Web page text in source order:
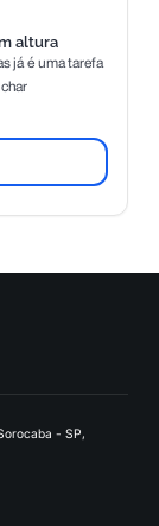
altura
já é uma tarefa
- SP,